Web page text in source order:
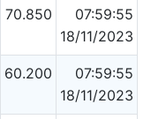
70.850
07:59:55
18/11/2023
60.200
07:59:55
18/11/2023